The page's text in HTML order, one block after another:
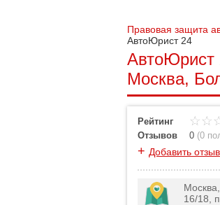
Правовая защита
АвтоЮрист 24
АвтоЮрист
Москва,
Рейтинг
Отзывов
0 (0
+ Добавить отзыв
16/18,